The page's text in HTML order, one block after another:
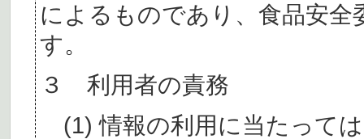
によるものであり、食品安
す。
３ 利用者の責務
(1) 情報の利用に当たって